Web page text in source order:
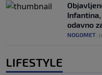
odavno
NOGOMET
LIFESTYLE